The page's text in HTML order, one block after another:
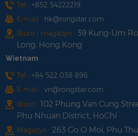
Tel : +852 54222219
E-mail : hk@rongstar.com
Biuro i magazyn : 39 Kung-Um
Long, Hong Kong
Wietnam
Tel : +84 522 038 896
E-mail : vn@rongstar.com
Biuro : 102 Phung Van Cung
Phu Nhuan District, HoChi
Magazyn : 263 Go O Moi, Phu